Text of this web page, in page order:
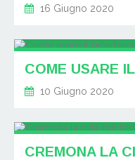
16 Giugno 2020
10 Giugno 2020